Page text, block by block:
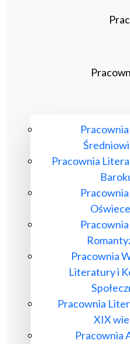
Pracownia
Pracownia
Literatury i
Pracownia
XIX
Pracownia